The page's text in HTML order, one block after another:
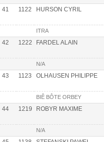
41 1122 HURSON CYRIL
ITRA
42 1222 FARDEL ALAIN
N/A
43 1123 OLHAUSEN PHILIPPE
BIÊ BÔTE ORBEY
44 1219 ROBYR MAXIME
N/A